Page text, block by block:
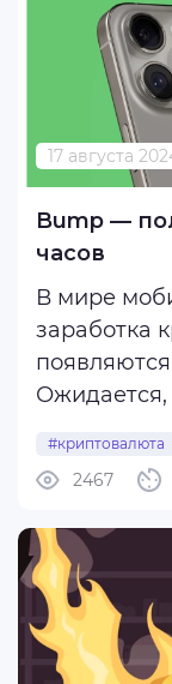
сканер ...
17 августа
Bump —
часов
В мире
заработка
до 16
Одним из
Bump,
TonKeeper
#криптовалюта
#игры-тапалки
2467